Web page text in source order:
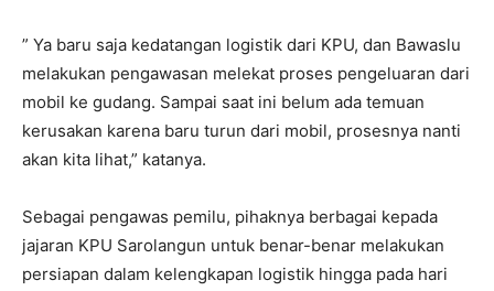
” Ya baru saja kedatangan logistik dari KPU, dan Bawaslu
melakukan pengawasan melekat proses pengeluaran dari
mobil ke gudang. Sampai saat ini belum ada temuan
kerusakan karena baru turun dari mobil, prosesnya nanti
akan kita lihat,” katanya.
Sebagai pengawas pemilu, pihaknya berbagai kepada
jajaran KPU Sarolangun untuk benar-benar melakukan
persiapan dalam kelengkapan logistik hingga pada hari